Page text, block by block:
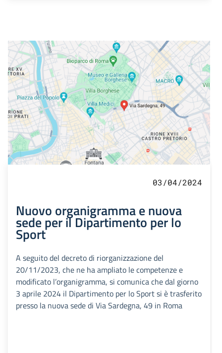
03/04/2024
Nuovo organigramma e nuova
sede per il Dipartimento per lo
Sport
A seguito del decreto di riorganizzazione del
20/11/2023, che ne ha ampliato le competenze e
modificato l’organigramma, si comunica che dal giorno
3 aprile 2024 il Dipartimento per lo Sport si è trasferito
presso la nuova sede di Via Sardegna, 49 in Roma